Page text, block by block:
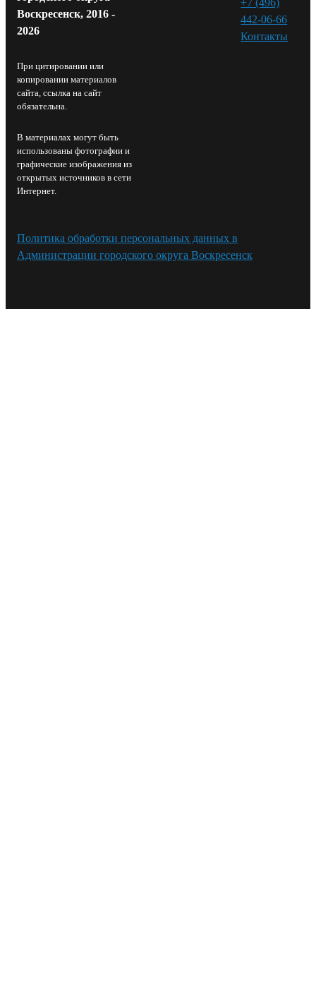
Воскресенск, 2016 -
2026
При цитировании или
копировании материалов
сайта, ссылка на сайт
обязательна.
В материалах могут быть
использованы фотографии и
графические изображения из
открытых источников в сети
Интернет.
442-06-66
Контакты⁠
Политика обработки персональных данных в
Администрации городского округа Воскресенск